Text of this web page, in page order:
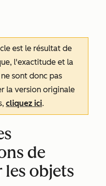
est le résultat de
l'exactitude et la
sont donc pas
la version originale
cliquez ici.
de
objets